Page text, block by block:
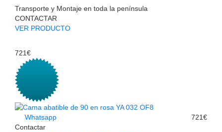
Transporte y Montaje en toda la península
CONTACTAR
VER PRODUCTO
721€
Whatsapp
Contactar
721€